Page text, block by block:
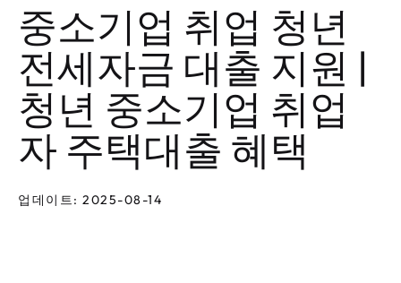
중소기업 취업 청년
전세자금 대출 지원 |
청년 중소기업 취업
자 주택대출 혜택
업데이트: 2025-08-14